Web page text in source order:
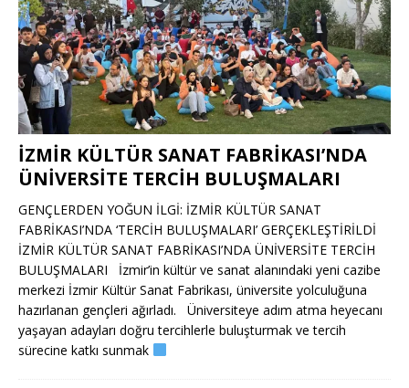
İZMİR KÜLTÜR SANAT FABRİKASI’NDA
ÜNİVERSİTE TERCİH BULUŞMALARI
GENÇLERDEN YOĞUN İLGİ: İZMİR KÜLTÜR SANAT
FABRİKASI’NDA ‘TERCİH BULUŞMALARI’ GERÇEKLEŞTİRİLDİ
İZMİR KÜLTÜR SANAT FABRİKASI’NDA ÜNİVERSİTE TERCİH
BULUŞMALARI İzmir’in kültür ve sanat alanındaki yeni cazibe
merkezi İzmir Kültür Sanat Fabrikası, üniversite yolculuğuna
hazırlanan gençleri ağırladı. Üniversiteye adım atma heyecanı
yaşayan adayları doğru tercihlerle buluşturmak ve tercih
sürecine katkı sunmak